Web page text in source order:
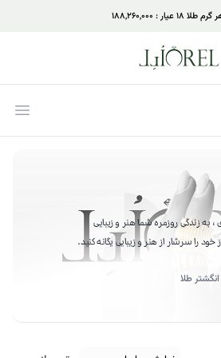
عیار : ۱۸۸,۲۶۰,۰۰۰
خرید
به زندگی روزمره شما هنر و زیبایی
را سرشار از هنر و زیبایی یگانه کنید.
انگشتر طلا